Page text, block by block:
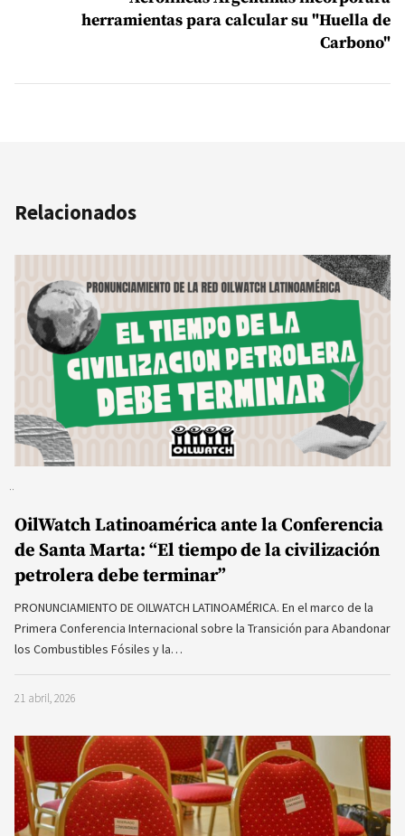
herramientas para calcular su "Huella de
Carbono"
Relacionados
OilWatch Latinoamérica ante la Conferencia
de Santa Marta: “El tiempo de la civilización
petrolera debe terminar”
PRONUNCIAMIENTO DE OILWATCH LATINOAMÉRICA. En el marco de la
Primera Conferencia Internacional sobre la Transición para Abandonar
los Combustibles Fósiles y la…
21 abril, 2026